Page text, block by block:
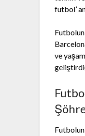
futbol’
Futbolun
ve